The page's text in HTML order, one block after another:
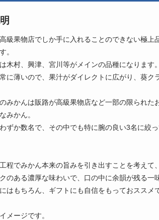
級果物店でしか手に入れることのできない極
。
木村、興津、宮川等がメインの品種になります。
に薄いので、果汁がダイレクトに広がり、葵ク
みかんは販路が高級果物店など一部の限られ
みかん。
ずか数名で、その中でも特に腕の良い3名に絞
程でみかん本来の旨みを引き出すことを考えて
のある濃厚な味わいで、口の中に余韻が残る一
はもちろん、ギフトにも自信をもっておススメ
メージです。